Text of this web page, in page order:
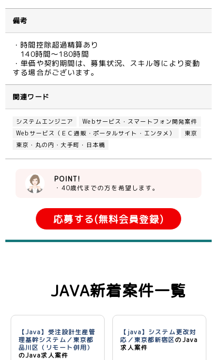
備考
・時間控除超過精算あり
140時間～180時間
・単価や契約期間は、募集状況、スキル等により変動
する場合がございます。
関連ワード
システムエンジニア
Webサービス・スマートフォン開発案件
Webサービス（ＥＣ通販・ポータルサイト・エンタメ）
東京
東京・丸の内・大手町・日本橋
POINT!
・40歳代までの方を希望します。
応募する(無料会員登録)
JAVA新着案件一覧
【Java】受注設計生産管
理基幹システム／東京都
品川区（リモート併用）
のJava求人案件
【java】システム更改対
応／東京都新宿区のJava
求人案件